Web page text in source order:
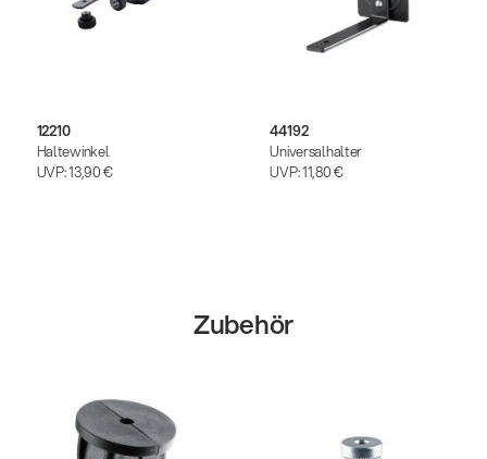
12210
Haltewinkel
UVP:13,90 €
44192
Universalhalter
UVP:11,80 €
Zubehör